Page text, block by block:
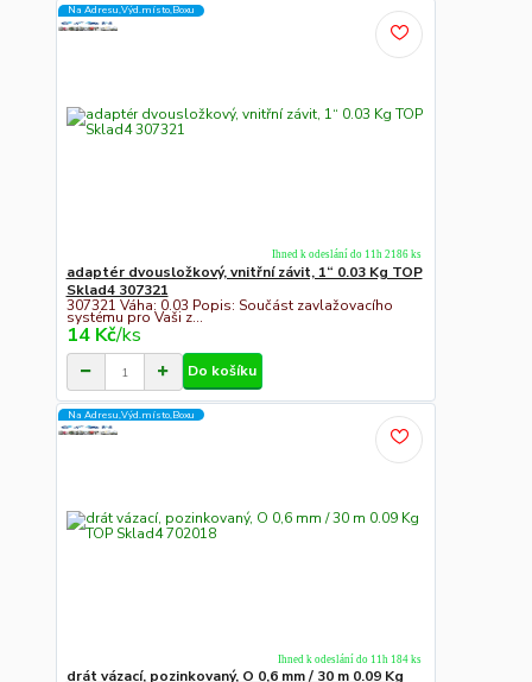
Na Adresu,Výd.místo,Boxu
adaptér dvousložkový, vnitřní závit, 1“ 0.03 Kg TOP
Sklad4 307321
307321 Váha: 0.03 Popis: Součást zavlažovacího
systému pro Vaši z...
14 Kč/ks
Ihned k odeslání do 11h 2186 ks
Do košíku
Na Adresu,Výd.místo,Boxu
drát vázací, pozinkovaný, O 0,6 mm / 30 m 0.09 Kg
Ihned k odeslání do 11h 184 ks